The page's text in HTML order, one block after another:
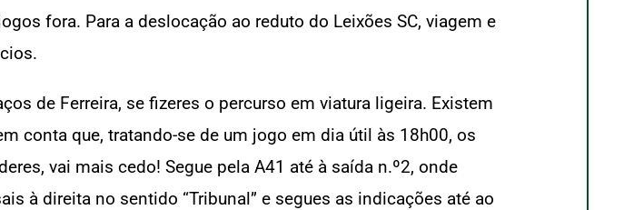
fora. Para a deslocação ao reduto do Leixões SC, viagem e
de Ferreira, se fizeres o percurso em viatura ligeira. Existem
conta que, tratando-se de um jogo em dia útil às 18h00, os
vai mais cedo! Segue pela A41 até à saída n.º2, onde
à direita no sentido “Tribunal” e segues as indicações até ao